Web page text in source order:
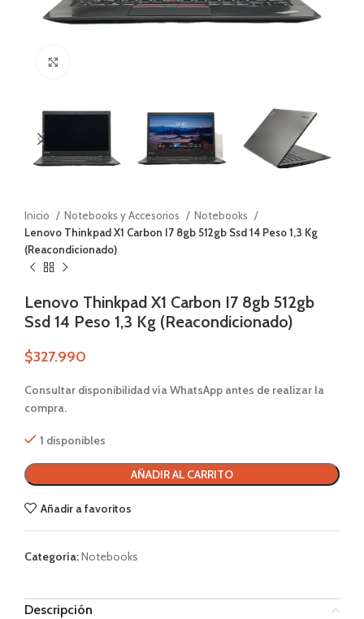
Inicio Notebooks y Accesorios
Notebooks
Lenovo Thinkpad X1 Carbon I7 8gb 512gb Ssd 14 Peso 1,3 Kg
(Reacondicionado)
Lenovo Thinkpad X1 Carbon I7 8gb 512gb
Ssd 14 Peso 1,3 Kg (Reacondicionado)
$327.990
Consultar disponibilidad vía WhatsApp antes de realizar la
compra.
1 disponibles
AÑADIR AL CARRITO
Añadir a favoritos
Categoría:Notebooks
Descripción